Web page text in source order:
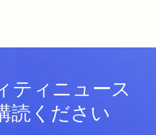
ティニュース
読ください